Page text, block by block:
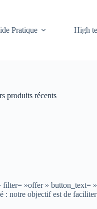
Pratique
High
produits récents
filter= »offer »
: notre objectif est de